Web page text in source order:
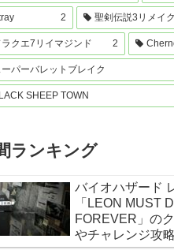
2 聖剣伝説3リメイク
ラクエ7リイマジンド 2
ーパーバレットブレイク
SHEEP TOWN
ランキング
バイオハザード
「LEON MUST
FOREVER」の
やチャレンジ攻